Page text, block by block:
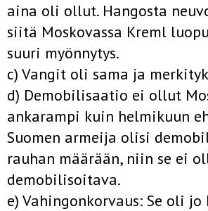
aina oli ollut. Hangosta
siitä Moskovassa Kreml
suuri myönnytys.
c) Vangit oli sama ja
d) Demobilisaatio ei ollut
ankarampi kuin helmikuun
Suomen armeija olisi
rauhan määrään, niin se ei
demobilisoitava.
e) Vahingonkorvaus: Se oli